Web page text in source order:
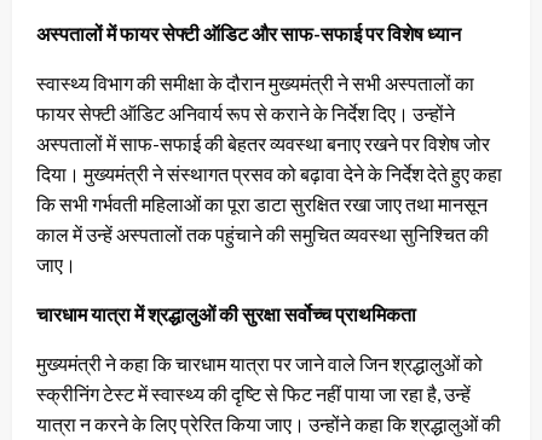
अस्पतालों में फायर सेफ्टी ऑडिट और साफ-सफाई पर विशेष ध्यान
स्वास्थ्य विभाग की समीक्षा के दौरान मुख्यमंत्री ने सभी अस्पतालों का
फायर सेफ्टी ऑडिट अनिवार्य रूप से कराने के निर्देश दिए। उन्होंने
अस्पतालों में साफ-सफाई की बेहतर व्यवस्था बनाए रखने पर विशेष जोर
दिया। मुख्यमंत्री ने संस्थागत प्रसव को बढ़ावा देने के निर्देश देते हुए कहा
कि सभी गर्भवती महिलाओं का पूरा डाटा सुरक्षित रखा जाए तथा मानसून
काल में उन्हें अस्पतालों तक पहुंचाने की समुचित व्यवस्था सुनिश्चित की
जाए।
चारधाम यात्रा में श्रद्धालुओं की सुरक्षा सर्वोच्च प्राथमिकता
मुख्यमंत्री ने कहा कि चारधाम यात्रा पर जाने वाले जिन श्रद्धालुओं को
स्क्रीनिंग टेस्ट में स्वास्थ्य की दृष्टि से फिट नहीं पाया जा रहा है, उन्हें
यात्रा न करने के लिए प्रेरित किया जाए। उन्होंने कहा कि श्रद्धालुओं की